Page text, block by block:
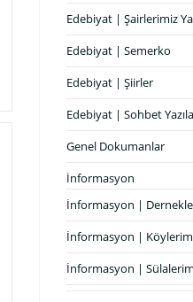
Edebiyat | Şairlerimiz
Edebiyat | Semerko
Edebiyat | Şiirler
Edebiyat | Sohbet
Genel Dokumanlar
İnformasyon
İnformasyon |
İnformasyon |
İnformasyon |